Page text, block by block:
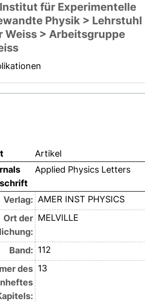
für Experimentelle
Physik > Lehrstuhl
Weiss > Arbeitsgruppe
Artikel
Applied Physics Letters
Verlag: AMER INST PHYSICS
Ort der MELVILLE
Band: 112
des 13